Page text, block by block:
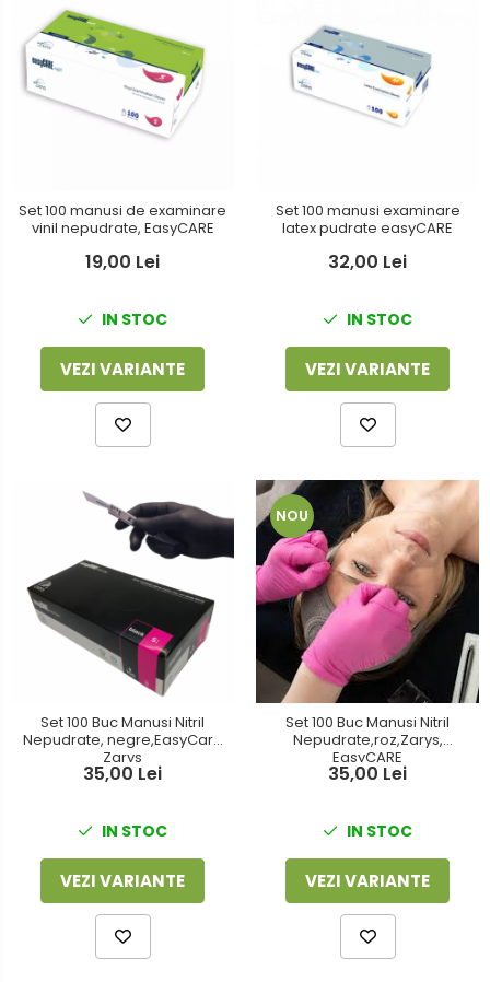
Set 100 manusi de examinare
vinil nepudrate, EasyCARE
19,00 Lei
IN STOC
VEZI VARIANTE
Set 100 manusi examinare
latex pudrate easyCARE
32,00 Lei
IN STOC
VEZI VARIANTE
Set 100 Buc Manusi Nitril
Nepudrate, negre,EasyCare
Zarys
35,00 Lei
IN STOC
VEZI VARIANTE
NOU
Set 100 Buc Manusi Nitril
Nepudrate,roz,Zarys,
EasyCARE
35,00 Lei
IN STOC
VEZI VARIANTE